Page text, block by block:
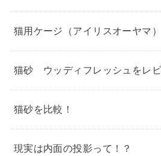
猫用ケージ（アイリスオーヤマ）
猫砂 ウッディフレッシュをレ
猫砂を比較！
現実は内面の投影って！？